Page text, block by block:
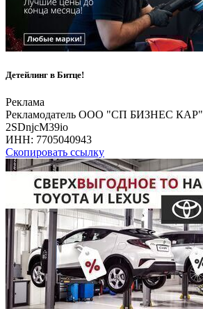
Детейлинг в Битце!
Реклама
Рекламодатель ООО "СП БИЗНЕС КАР"
2SDnjcM39io
ИНН: 7705040943
Скопировать ссылку